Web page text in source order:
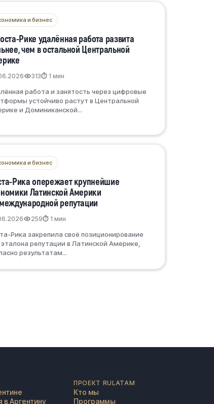
и бизнес
Рике удалённая работа развита
чем в остальной Центральной
313⏱ 1 мин
работа и занятость через цифровые
устойчиво растут в Центральной
и Доминиканской...
и бизнес
Рика опережает крупнейшие
Латинской Америки
репутации
259⏱ 1 мин
Рика закрепила своё позиционирование
эталона репутации в Латинской Америке,
результатам...
Аргентину
ПРОЕКТ RULATAM
Кто мы
Программы